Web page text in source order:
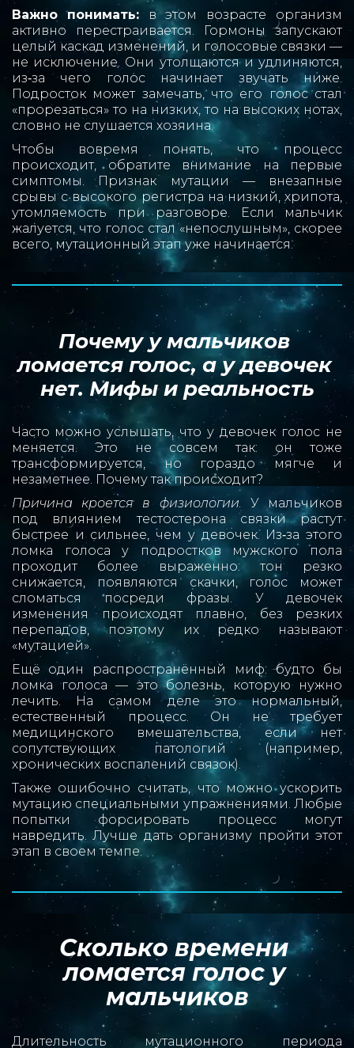
Важно понимать:в этом возрасте организм
активно перестраивается. Гормоны запускают
целый каскад изменений, и голосовые связки —
не исключение. Они утолщаются и удлиняются,
из‑за чего голос начинает звучать ниже.
Подросток может замечать, что его голос стал
«прорезаться» то на низких, то на высоких нотах,
словно не слушается хозяина.
Чтобы вовремя понять, что процесс
происходит, обратите внимание на первые
симптомы. Признак мутации — внезапные
срывы с высокого регистра на низкий, хрипота,
утомляемость при разговоре. Если мальчик
жалуется, что голос стал «непослушным», скорее
всего, мутационный этап уже начинается.
Почему у мальчиков
ломается голос, а у девочек
нет. Мифы и реальность
Часто можно услышать, что у девочек голос не
меняется. Это не совсем так: он тоже
трансформируется, но гораздо мягче и
незаметнее. Почему так происходит?
Причина кроется в физиологии. У мальчиков
под влиянием тестостерона связки растут
быстрее и сильнее, чем у девочек. Из‑за этого
ломка голоса у подростков мужского пола
проходит более выраженно: тон резко
снижается, появляются скачки, голос может
сломаться посреди фразы. У девочек
изменения происходят плавно, без резких
перепадов, поэтому их редко называют
«мутацией».
Ещё один распространённый миф: будто бы
ломка голоса — это болезнь, которую нужно
лечить. На самом деле это нормальный,
естественный процесс. Он не требует
медицинского вмешательства, если нет
сопутствующих патологий (например,
хронических воспалений связок).
Также ошибочно считать, что можно ускорить
мутацию специальными упражнениями. Любые
попытки форсировать процесс могут
навредить. Лучше дать организму пройти этот
этап в своем темпе.
Сколько времени
ломается голос у
мальчиков
Длительность мутационного периода